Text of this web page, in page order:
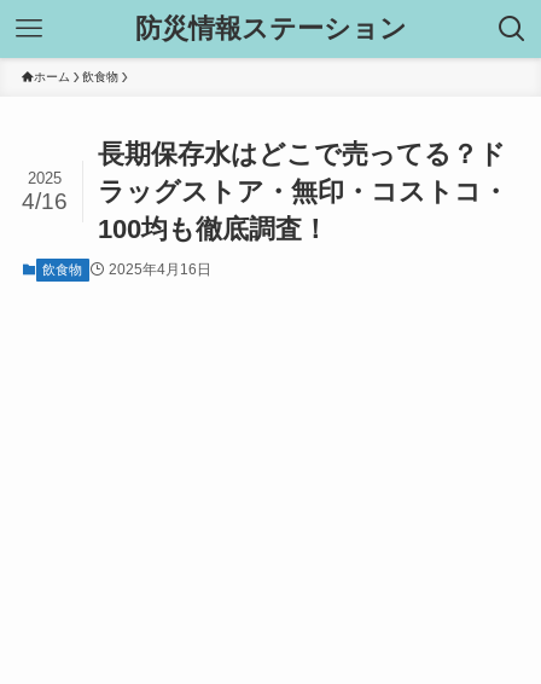
防災情報ステーション
ホーム 飲食物
長期保存水はどこで売ってる？ド
ラッグストア・無印・コストコ・
100均も徹底調査！
2025
4/16
飲食物 2025年4月16日